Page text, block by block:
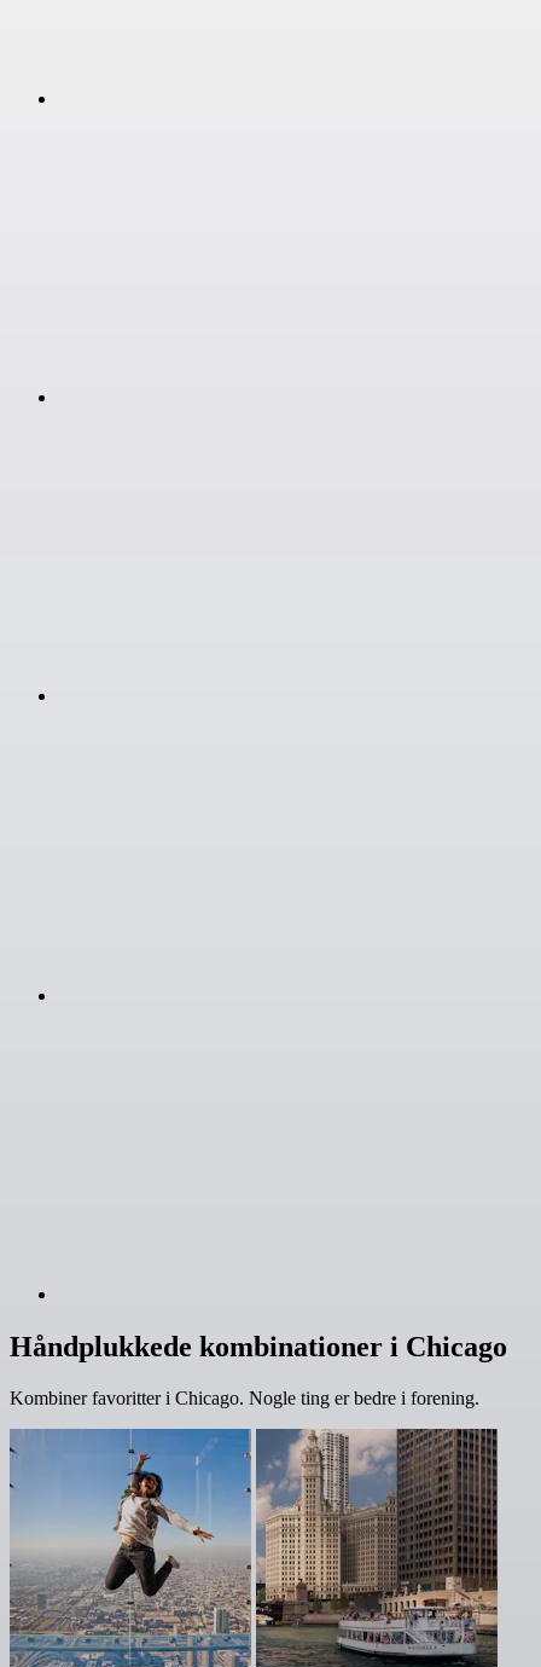
Håndplukkede kombinationer i Chicago
Kombiner favoritter i Chicago. Nogle ting er bedre i forening.